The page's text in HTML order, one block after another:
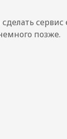
сервис
позже.